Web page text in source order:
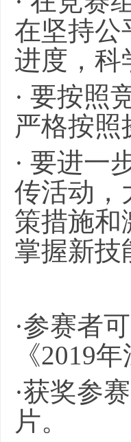
在坚持公
进度，科
· 要按照
严格按
· 要进一
传活动，
策措施和
掌握新技
·参赛者
《2019
·获奖参
片。